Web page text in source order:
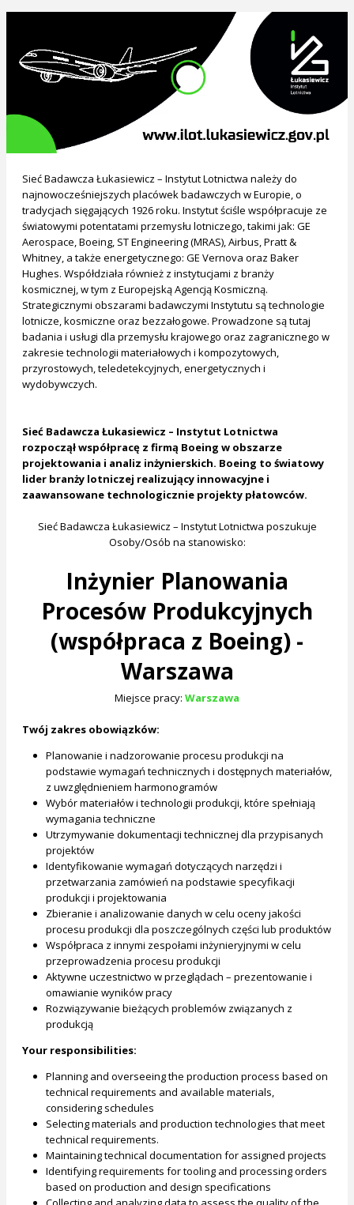
Sieć Badawcza Łukasiewicz – Instytut Lotnictwa należy do
najnowocześniejszych placówek badawczych w Europie, o
tradycjach sięgających 1926 roku. Instytut ściśle współpracuje ze
światowymi potentatami przemysłu lotniczego, takimi jak: GE
Aerospace, Boeing, ST Engineering (MRAS), Airbus, Pratt &
Whitney, a także energetycznego: GE Vernova oraz Baker
Hughes. Współdziała również z instytucjami z branży
kosmicznej, w tym z Europejską Agencją Kosmiczną.
Strategicznymi obszarami badawczymi Instytutu są technologie
lotnicze, kosmiczne oraz bezzałogowe. Prowadzone są tutaj
badania i usługi dla przemysłu krajowego oraz zagranicznego w
zakresie technologii materiałowych i kompozytowych,
przyrostowych, teledetekcyjnych, energetycznych i
wydobywczych.
Sieć Badawcza Łukasiewicz – Instytut Lotnictwa
rozpoczął współpracę z firmą Boeing w obszarze
projektowania i analiz inżynierskich. Boeing to światowy
lider branży lotniczej realizujący innowacyjne i
zaawansowane technologicznie projekty płatowców.
Sieć Badawcza Łukasiewicz – Instytut Lotnictwa poszukuje
Osoby/Osób na stanowisko:
Inżynier Planowania
Procesów Produkcyjnych
(współpraca z Boeing) -
Warszawa
Miejsce pracy: Warszawa
Twój zakres obowiązków:
Planowanie i nadzorowanie procesu produkcji na
podstawie wymagań technicznych i dostępnych materiałów,
z uwzględnieniem harmonogramów
Wybór materiałów i technologii produkcji, które spełniają
wymagania techniczne
Utrzymywanie dokumentacji technicznej dla przypisanych
projektów
Identyfikowanie wymagań dotyczących narzędzi i
przetwarzania zamówień na podstawie specyfikacji
produkcji i projektowania
Zbieranie i analizowanie danych w celu oceny jakości
procesu produkcji dla poszczególnych części lub produktów
Współpraca z innymi zespołami inżynieryjnymi w celu
przeprowadzenia procesu produkcji
Aktywne uczestnictwo w przeglądach – prezentowanie i
omawianie wyników pracy
Rozwiązywanie bieżących problemów związanych z
produkcją
Your responsibilities:
Planning and overseeing the production process based on
technical requirements and available materials,
considering schedules
Selecting materials and production technologies that meet
technical requirements.
Maintaining technical documentation for assigned projects
Identifying requirements for tooling and processing orders
based on production and design specifications